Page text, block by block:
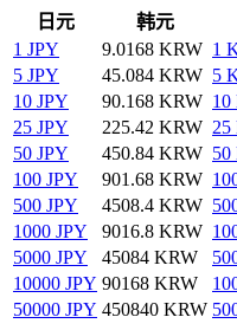
日元
韩元
1 JPY
9.0168 KRW 1
5 JPY
45.084 KRW 5
10 JPY
90.168 KRW 10
25 JPY
225.42 KRW 25
50 JPY
450.84 KRW 50
100 JPY
901.68 KRW
500 JPY
4508.4 KRW
1000 JPY
9016.8 KRW
5000 JPY
45084 KRW
10000 JPY 90168 KRW
50000 JPY 450840 KRW